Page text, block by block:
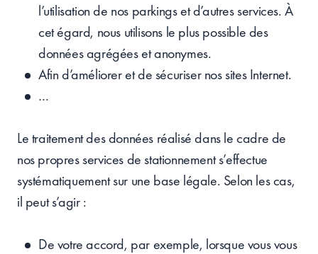
l’utilisation de nos parkings et d’autres services. À
cet égard, nous utilisons le plus possible des
données agrégées et anonymes.
Afin d’améliorer et de sécuriser nos sites Internet.
…
Le traitement des données réalisé dans le cadre de
nos propres services de stationnement s’effectue
systématiquement sur une base légale. Selon les cas,
il peut s’agir :
De votre accord, par exemple, lorsque vous vous